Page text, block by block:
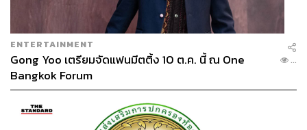
ENTERTAINMENT
Gong Yoo เตรียมจัดแฟนมีตติ้ง 10 ต.ค. นี้ ณ One
Bangkok Forum
...